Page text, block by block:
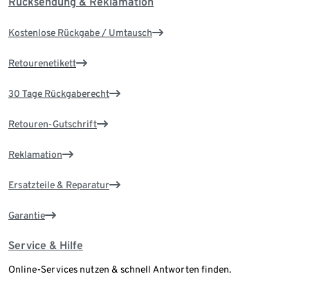
Kostenlose Rückgabe / Umtausch
Retourenetikett
30 Tage Rückgaberecht
Retouren-Gutschrift
Reklamation
Ersatzteile & Reparatur
Garantie
Service & Hilfe
Online-Services nutzen & schnell Antworten finden.